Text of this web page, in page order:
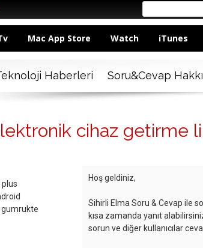
Mac App Store Watch iTunes
Haberleri Soru&Cevap
cihaz getirme
gumrukte
Hoş geldiniz,
Sihirli Elma Soru & Cevap ile
kısa zamanda yanıt
sorun ve diğer kullanıcılar